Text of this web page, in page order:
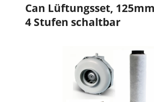
Can Lüftungsset,
4 Stufen schaltbar